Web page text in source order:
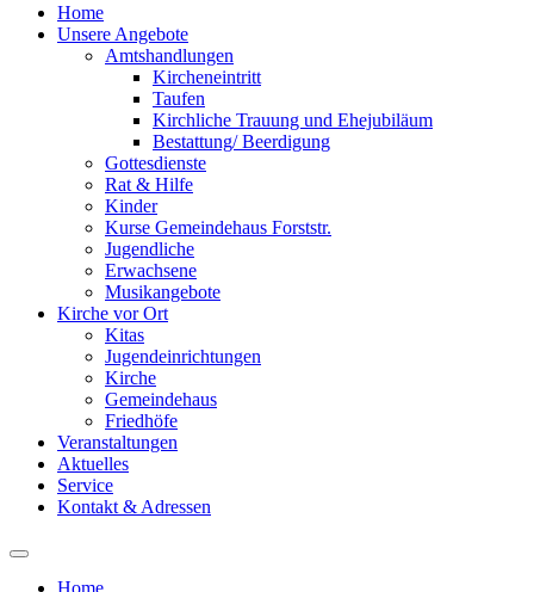
Home
Unsere Angebote
Amtshandlungen
Kircheneintritt
Taufen
Kirchliche Trauung und Ehejubiläum
Bestattung/ Beerdigung
Gottesdienste
Rat & Hilfe
Kinder
Kurse Gemeindehaus Forststr.
Jugendliche
Erwachsene
Musikangebote
Kirche vor Ort
Kitas
Jugendeinrichtungen
Kirche
Gemeindehaus
Friedhöfe
Veranstaltungen
Aktuelles
Service
Kontakt & Adressen
Home